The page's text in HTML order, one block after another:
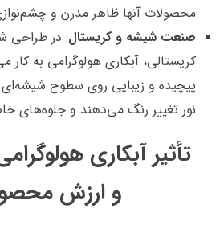
محصولات آنها ظاهر مدرن و
صنعت شیشه و کریستال: در طراحی
کریستالی، آبکاری هولوگرامی به
پیچیده و زیبایی روی سطوح شیشه‌ای
نور تغییر رنگ می‌دهند و جلوه‌های
تأثیر آبکاری
و ارزش